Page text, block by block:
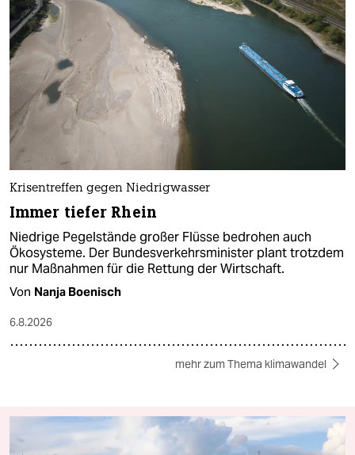
Krisentreffen gegen Niedrigwasser
Immer tiefer Rhein
Niedrige Pegelstände großer Flüsse bedrohen auch
Ökosysteme. Der Bundesverkehrsminister plant trotzdem
nur Maßnahmen für die Rettung der Wirtschaft.
Von Nanja Boenisch
6.8.2026
mehr zum Thema klimawandel